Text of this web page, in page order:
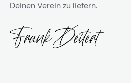
Deinen Verein zu liefern.